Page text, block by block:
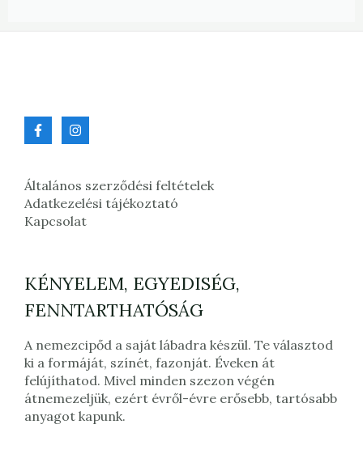
Általános szerződési feltételek
Adatkezelési tájékoztató
Kapcsolat
KÉNYELEM, EGYEDISÉG,
FENNTARTHATÓSÁG
A nemezcipőd a saját lábadra készül. Te választod
ki a formáját, színét, fazonját. Éveken át
felújíthatod. Mivel minden szezon végén
átnemezeljük, ezért évről-évre erősebb, tartósabb
anyagot kapunk.